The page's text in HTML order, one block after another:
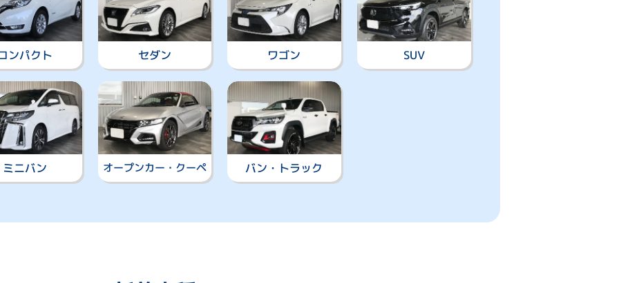
ンパクト セダン ワゴン SUV
ミニバン オープンカー・クーペ バン・トラック